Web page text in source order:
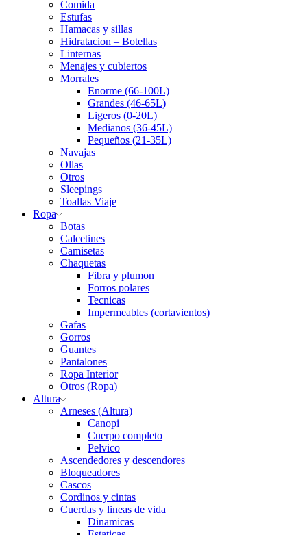
Comida
Estufas
Hamacas y sillas
Hidratacion – Botellas
Linternas
Menajes y cubiertos
Morrales
Enorme (66-100L)
Grandes (46-65L)
Ligeros (0-20L)
Medianos (36-45L)
Pequeños (21-35L)
Navajas
Ollas
Otros
Sleepings
Toallas Viaje
Ropa
Botas
Calcetines
Camisetas
Chaquetas
Fibra y plumon
Forros polares
Tecnicas
Impermeables (cortavientos)
Gafas
Gorros
Guantes
Pantalones
Ropa Interior
Otros (Ropa)
Altura
Arneses (Altura)
Canopi
Cuerpo completo
Pelvico
Ascendedores y descendores
Bloqueadores
Cascos
Cordinos y cintas
Cuerdas y lineas de vida
Dinamicas